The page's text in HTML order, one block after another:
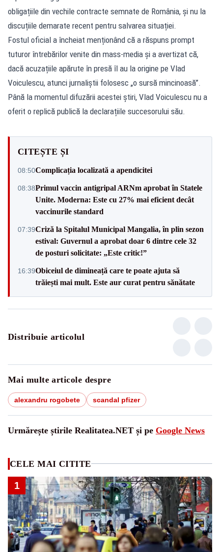
obligațiile din vechile contracte semnate de România, și nu la
discuțiile demarate recent pentru salvarea situației.
Fostul oficial a încheiat menționând că a răspuns prompt
tuturor întrebărilor venite din mass-media și a avertizat că,
dacă acuzațiile apărute în presă îl au la origine pe Vlad
Voiculescu, atunci jurnaliștii folosesc „o sursă mincinoasă”.
Până la momentul difuzării acestei știri, Vlad Voiculescu nu a
oferit o replică publică la declarațiile succesorului său.
CITEȘTE ȘI
08:50Complicația localizată a apendicitei
08:38Primul vaccin antigripal ARNm aprobat în Statele
Unite. Moderna: Este cu 27% mai eficient decât
vaccinurile standard
07:39Criză la Spitalul Municipal Mangalia, în plin sezon
estival: Guvernul a aprobat doar 6 dintre cele 32
de posturi solicitate: „Este critic!”
16:39Obiceiul de dimineață care te poate ajuta să
trăiești mai mult. Este aur curat pentru sănătate
Distribuie articolul
Mai multe articole despre
alexandru rogobete scandal pfizer
Urmărește știrile Realitatea.NET și pe Google News
CELE MAI CITITE
1